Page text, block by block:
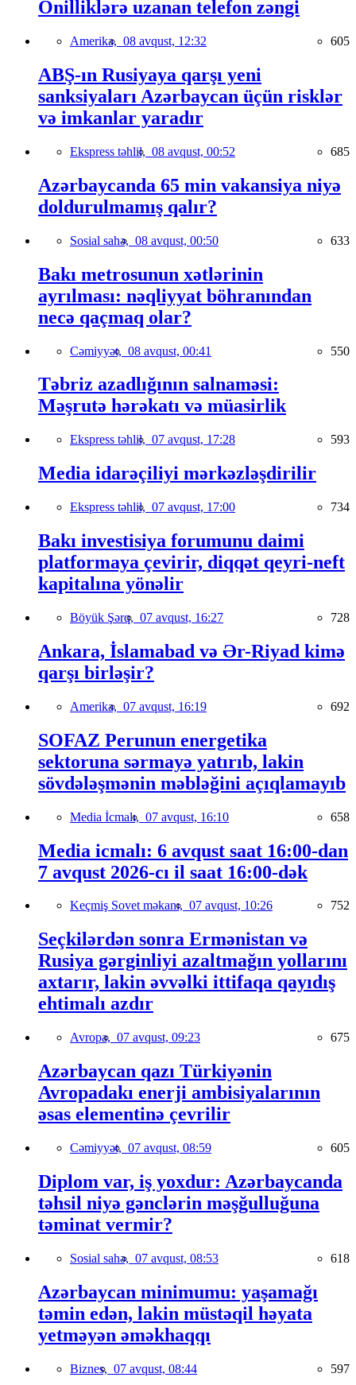
Onilliklərə uzanan telefon zəngi
Amerika, 08 avqust, 12:32 605
ABŞ-ın Rusiyaya qarşı yeni
sanksiyaları Azərbaycan üçün risklər
və imkanlar yaradır
Ekspress təhlil, 08 avqust, 00:52 685
Azərbaycanda 65 min vakansiya niyə
doldurulmamış qalır?
Sosial sahə, 08 avqust, 00:50 633
Bakı metrosunun xətlərinin
ayrılması: nəqliyyat böhranından
necə qaçmaq olar?
Cəmiyyət, 08 avqust, 00:41 550
Təbriz azadlığının salnaməsi:
Məşrutə hərəkatı və müasirlik
Ekspress təhlil, 07 avqust, 17:28 593
Media idarəçiliyi mərkəzləşdirilir
Ekspress təhlil, 07 avqust, 17:00 734
Bakı investisiya forumunu daimi
platformaya çevirir, diqqət qeyri-neft
kapitalına yönəlir
Böyük Şərq, 07 avqust, 16:27 728
Ankara, İslamabad və Ər-Riyad kimə
qarşı birləşir?
Amerika, 07 avqust, 16:19 692
SOFAZ Perunun energetika
sektoruna sərmayə yatırıb, lakin
sövdələşmənin məbləğini açıqlamayıb
Media İcmalı, 07 avqust, 16:10 658
Media icmalı: 6 avqust saat 16:00-dan
7 avqust 2026-cı il saat 16:00-dək
Keçmiş Sovet məkanı, 07 avqust, 10:26 752
Seçkilərdən sonra Ermənistan və
Rusiya gərginliyi azaltmağın yollarını
axtarır, lakin əvvəlki ittifaqa qayıdış
ehtimalı azdır
Avropa, 07 avqust, 09:23 675
Azərbaycan qazı Türkiyənin
Avropadakı enerji ambisiyalarının
əsas elementinə çevrilir
Cəmiyyət, 07 avqust, 08:59 605
Diplom var, iş yoxdur: Azərbaycanda
təhsil niyə gənclərin məşğulluğuna
təminat vermir?
Sosial sahə, 07 avqust, 08:53 618
Azərbaycan minimumu: yaşamağı
təmin edən, lakin müstəqil həyata
yetməyən əməkhaqqı
Biznes, 07 avqust, 08:44 597